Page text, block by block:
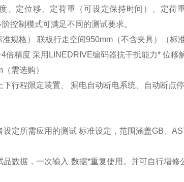
、定位移、定荷重（可设定保持时间）、定荷
控制模式可满足不同的测试要求。
规格） 联板行走空间950mm（不含夹具）（标
倍精度 采用LINEDRIVE编码器抗干扰能力* 位移
需选购）
行程限定装置、 漏电自动断电系统、自动断点停
定所需应用的测试 标准设定，范围涵盖GB、
品数据，一次输入 数据*重复使用。并可自行增修